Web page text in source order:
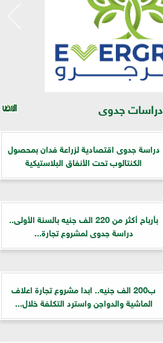
دراسات جدوى
دراسة جدوى اقتصادية لزراعة فدان بمحصول
الكنتالوب تحت الأنفاق البلاستيكية
بأرباح أكثر من 220 الف جنيه بالسنة الأولى..
دراسة جدوى لمشروع تجارة...
ب200 الف جنيه.. ابدا مشروع تجارة اعلاف
الماشية والدواجن واسترد التكلفة خلال...